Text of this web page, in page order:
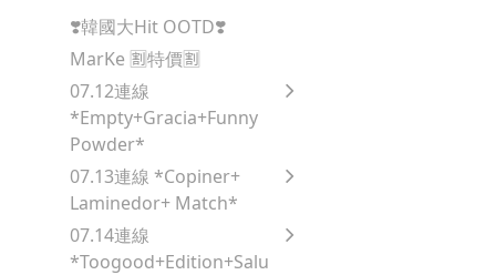
❣️韓國大Hit OOTD❣️
MarKe 🈹️特價🈹️
07.12連線
*Empty+Gracia+Funny
Powder*
07.13連線 *Copiner+
Laminedor+ Match*
07.14連線
*Toogood+Edition+Salu